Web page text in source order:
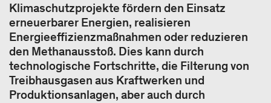
Klimaschutzprojekte fördern den Einsatz
erneuerbarer Energien, realisieren
Energieeffizienzmaßnahmen oder reduzieren
den Methanausstoß. Dies kann durch
technologische Fortschritte, die Filterung von
Treibhausgasen aus Kraftwerken und
Produktionsanlagen, aber auch durch